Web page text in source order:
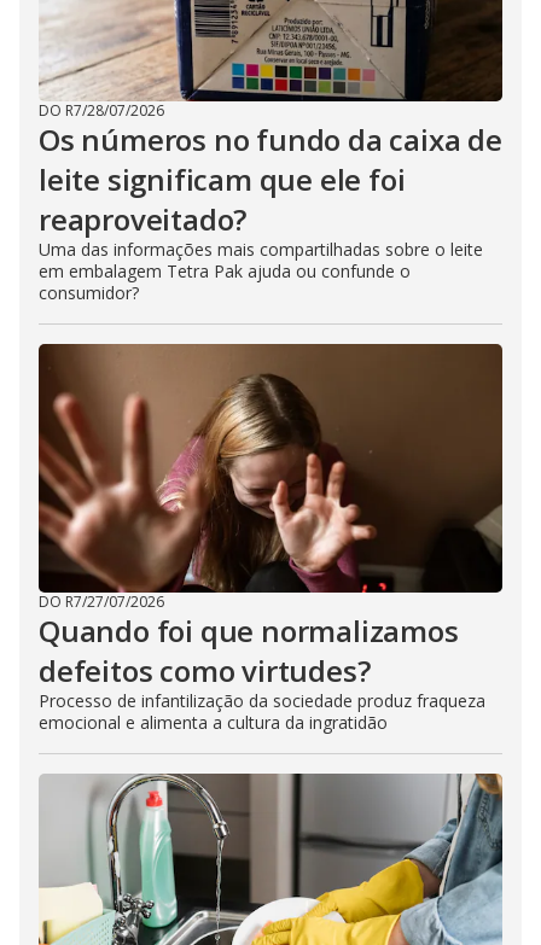
DO R7/28/07/2026
Os números no fundo da caixa de
leite significam que ele foi
reaproveitado?
Uma das informações mais compartilhadas sobre o leite
em embalagem Tetra Pak ajuda ou confunde o
consumidor?
DO R7/27/07/2026
Quando foi que normalizamos
defeitos como virtudes?
Processo de infantilização da sociedade produz fraqueza
emocional e alimenta a cultura da ingratidão